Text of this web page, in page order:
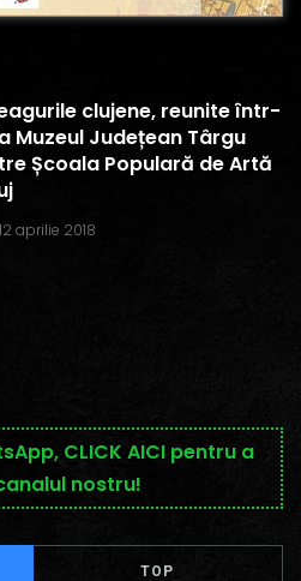
clujene, reunite într-
Muzeul Județean Târgu
Școala Populară de Artă
12 aprilie 2018
CLICK AICI pentru a
nostru!
TOP